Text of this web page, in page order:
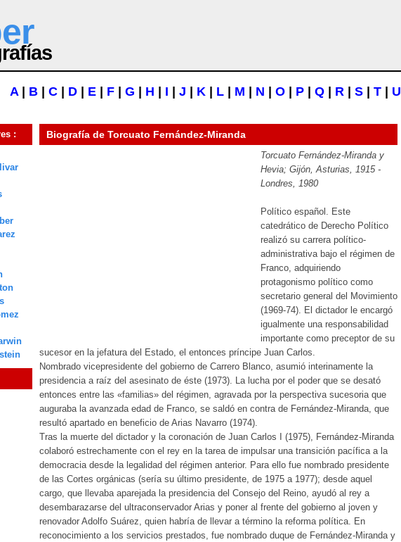
A| B C D E F G H I J K L M N O P Q R S T U
:
Biografía de Torcuato Fernández-Miranda
Torcuato Fernández-Miranda y
Hevia; Gijón, Asturias, 1915 -
Londres, 1980
Político español. Este
catedrático de Derecho Político
realizó su carrera político-
administrativa bajo el régimen de
Franco, adquiriendo
protagonismo político como
secretario general del Movimiento
(1969-74). El dictador le encargó
igualmente una responsabilidad
importante como preceptor de su
sucesor en la jefatura del Estado, el entonces príncipe Juan Carlos.
Nombrado vicepresidente del gobierno de Carrero Blanco, asumió interinamente la
presidencia a raíz del asesinato de éste (1973). La lucha por el poder que se desató
entonces entre las «familias» del régimen, agravada por la perspectiva sucesoria que
auguraba la avanzada edad de Franco, se saldó en contra de Fernández-Miranda, que
resultó apartado en beneficio de Arias Navarro (1974).
Tras la muerte del dictador y la coronación de Juan Carlos I (1975), Fernández-Miranda
colaboró estrechamente con el rey en la tarea de impulsar una transición pacífica a la
democracia desde la legalidad del régimen anterior. Para ello fue nombrado presidente
de las Cortes orgánicas (sería su último presidente, de 1975 a 1977); desde aquel
cargo, que llevaba aparejada la presidencia del Consejo del Reino, ayudó al rey a
desembarazarse del ultraconservador Arias y poner al frente del gobierno al joven y
renovador Adolfo Suárez, quien habría de llevar a término la reforma política. En
reconocimiento a los servicios prestados, fue nombrado duque de Fernández-Miranda y